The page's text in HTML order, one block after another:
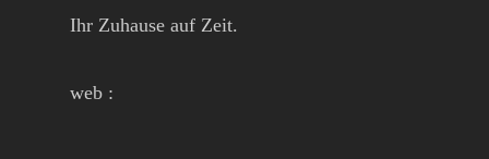
Ihr Zuhause auf Zeit.
web :